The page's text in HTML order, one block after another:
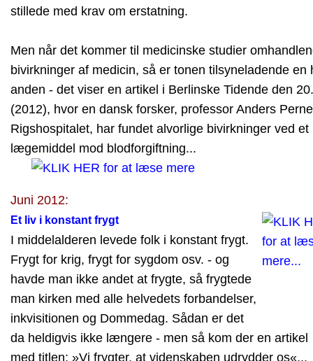
stillede med krav om erstatning.
Men når det kommer til medicinske studier
bivirkninger af medicin, så er tonen tilsyneladende en
anden - det viser en artikel i Berlinske Tidende den
(2012), hvor en dansk forsker, professor Anders
Rigshospitalet, har fundet alvorlige bivirkninger ved et
lægemiddel mod blodforgiftning...
Juni 2012:
Et liv i konstant frygt
I middelalderen levede folk i konstant frygt.
Frygt for krig, frygt for sygdom osv. - og
havde man ikke andet at frygte, så frygtede
man kirken med alle helvedets forbandelser,
inkvisitionen og Dommedag. Sådan er det
da heldigvis ikke længere - men så kom der en artikel
med titlen: »Vi frygter, at videnskaben udrydder os«...